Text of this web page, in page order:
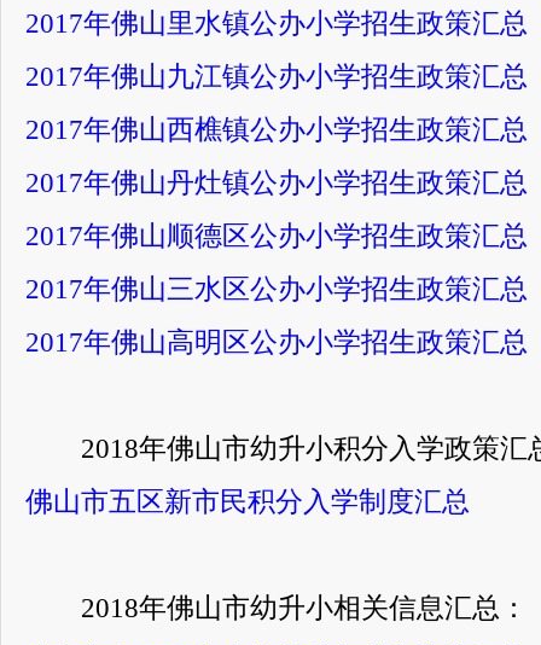
2017年佛山里水镇公办小学招生政策汇总
2017年佛山九江镇公办小学招生政策汇总
2017年佛山西樵镇公办小学招生政策汇总
2017年佛山丹灶镇公办小学招生政策汇总
2017年佛山顺德区公办小学招生政策汇总
2017年佛山三水区公办小学招生政策汇总
2017年佛山高明区公办小学招生政策汇总
2018年佛山市幼升小积分入学政策汇
佛山市五区新市民积分入学制度汇总
2018年佛山市幼升小相关信息汇总：